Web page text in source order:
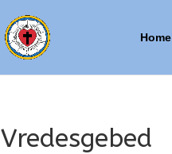
Home
Vredesgebed